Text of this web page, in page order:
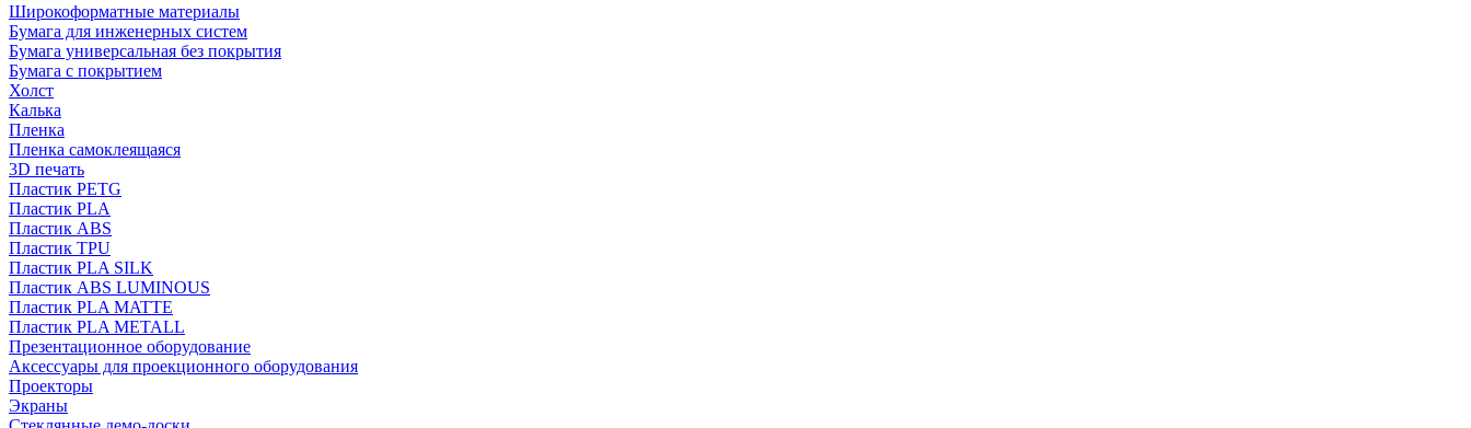
Широкоформатные материалы
Бумага для инженерных систем
Бумага универсальная без покрытия
Бумага с покрытием
Холст
Калька
Пленка
Пленка самоклеящаяся
3D печать
Пластик PETG
Пластик PLA
Пластик ABS
Пластик TPU
Пластик PLA SILK
Пластик ABS LUMINOUS
Пластик PLA MATTE
Пластик PLA METALL
Презентационное оборудование
Аксессуары для проекционного оборудования
Проекторы
Экраны